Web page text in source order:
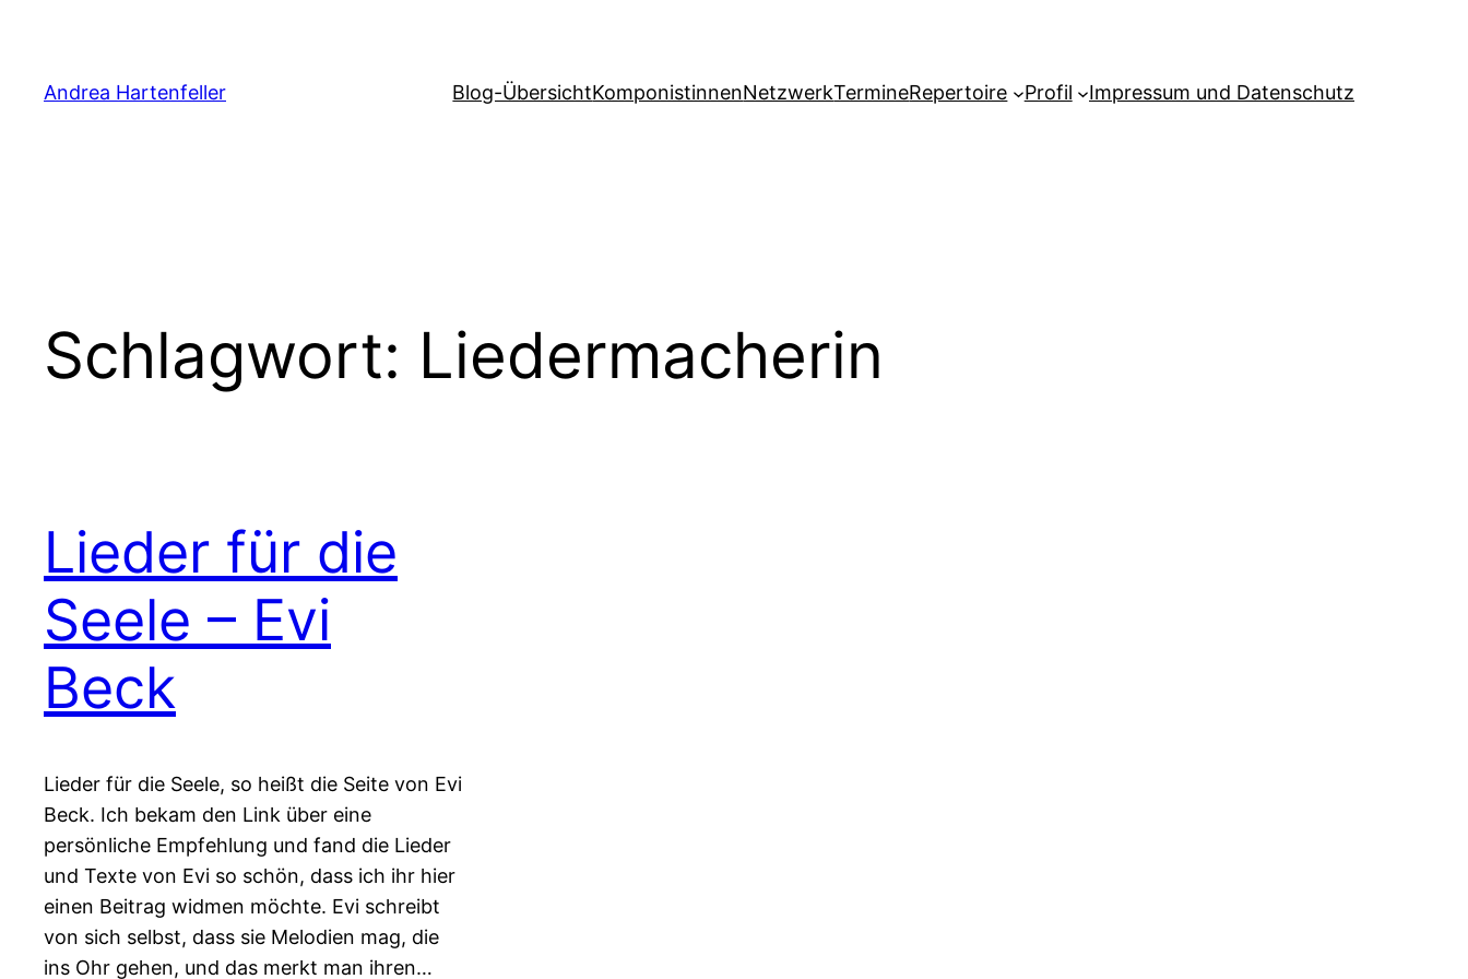
springen
Andrea Hartenfeller Blog-ÜbersichtKomponistinnenNetzwerkTermineRepertoire Profil Impressum und Datenschutz
Schlagwort: Liedermacherin
Lieder für die
Seele – Evi
Beck
Lieder für die Seele, so heißt die Seite von Evi
Beck. Ich bekam den Link über eine
persönliche Empfehlung und fand die Lieder
und Texte von Evi so schön, dass ich ihr hier
einen Beitrag widmen möchte. Evi schreibt
von sich selbst, dass sie Melodien mag, die
ins Ohr gehen, und das merkt man ihren…